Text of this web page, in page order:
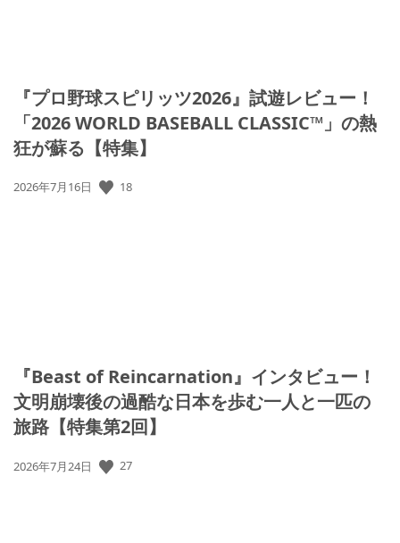
『プロ野球スピリッツ2026』試遊レビュー！
「2026 WORLD BASEBALL CLASSIC™」の熱
狂が蘇る【特集】
公
2026年7月16日 18
『Beast of Reincarnation』インタビュー！
文明崩壊後の過酷な日本を歩む一人と一匹の
旅路【特集第2回】
公
2026年7月24日 27